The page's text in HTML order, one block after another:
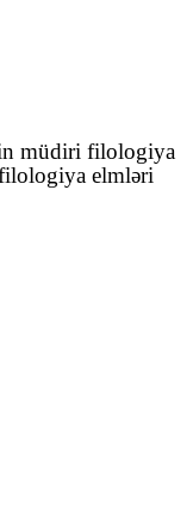
müdiri filologiya
filologiya elmləri